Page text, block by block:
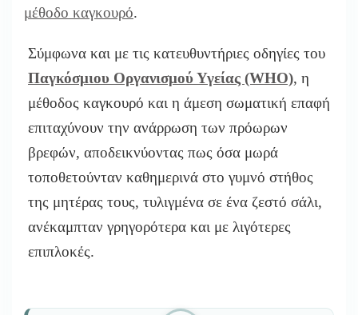
μέθοδο καγκουρό.
Σύμφωνα και με τις κατευθυντήριες οδηγίες του
Παγκόσμιου Οργανισμού Υγείας (WHO), η
μέθοδος καγκουρό και η άμεση σωματική επαφή
επιταχύνουν την ανάρρωση των πρόωρων
βρεφών, αποδεικνύοντας πως όσα μωρά
τοποθετούνταν καθημερινά στο γυμνό στήθος
της μητέρας τους, τυλιγμένα σε ένα ζεστό σάλι,
ανέκαμπταν γρηγορότερα και με λιγότερες
επιπλοκές.